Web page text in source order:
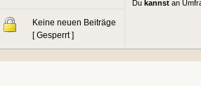
Du kannst an
Keine neuen Beiträge
[ Gesperrt ]